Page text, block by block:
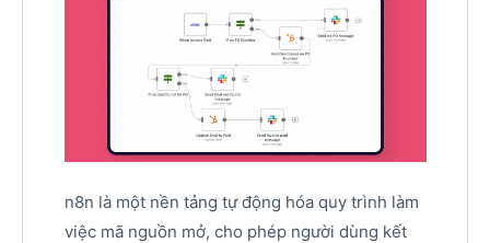
n8n là một nền tảng tự động hóa quy trình làm
việc mã nguồn mở, cho phép người dùng kết